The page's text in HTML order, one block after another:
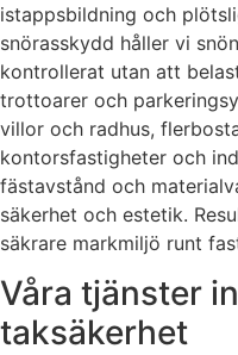
istappsbildning och
snörasskydd håller vi
kontrollerat utan att
trottoarer och
villor och radhus,
kontorsfastigheter och
fästavstånd och
säkerhet och estetik.
säkrare markmiljö runt
Våra tjänster
taksäkerhet